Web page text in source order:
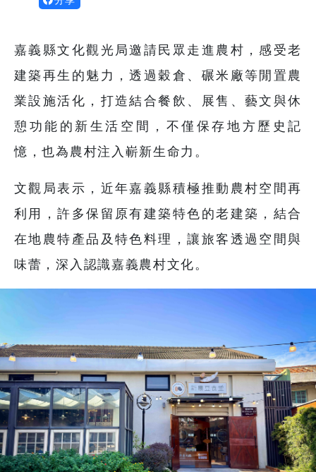
嘉義縣文化觀光局邀請民眾走進農村，感受老
建築再生的魅力，透過穀倉、碾米廠等閒置農
業設施活化，打造結合餐飲、展售、藝文與休
憩功能的新生活空間，不僅保存地方歷史記
憶，也為農村注入嶄新生命力。
文觀局表示，近年嘉義縣積極推動農村空間再
利用，許多保留原有建築特色的老建築，結合
在地農特產品及特色料理，讓旅客透過空間與
味蕾，深入認識嘉義農村文化。